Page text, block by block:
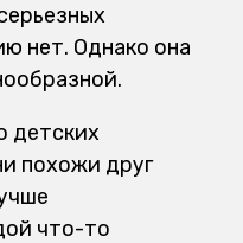
нет. Однако она
детских
похожи друг
что-то